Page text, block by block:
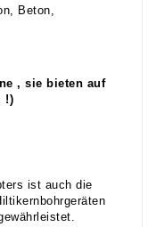
Beton,
, sie bieten auf
!)
ist auch die